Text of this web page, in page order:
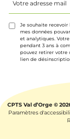
adresse
mail
(Nécessaire)
Je souhaite recevoir
mes données
et analytiques.
pendant 3 ans à
pouvez retirer votre
lien de
CPTS Val d’Orge ©
Paramètres